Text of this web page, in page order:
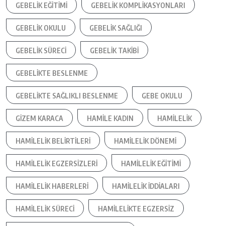
GEBELIK EĞITIMI GEBELIK KOMPLIKASYONLARI
GEBELIK OKULU GEBELIK SAĞLIĞI
GEBELIK SÜRECI GEBELIK TAKIBI
GEBELIKTE BESLENME
GEBELIKTE SAĞLIKLI BESLENME GEBE OKULU
GIZEM KARACA HAMILE KADIN HAMILELIK
HAMILELIK BELIRTILERI HAMILELIK DÖNEMI
HAMILELIK EGZERSIZLERI HAMILELIK EĞITIMI
HAMILELIK HABERLERI HAMILELIK IDDIALARI
HAMILELIK SÜRECI HAMILELIKTE EGZERSIZ